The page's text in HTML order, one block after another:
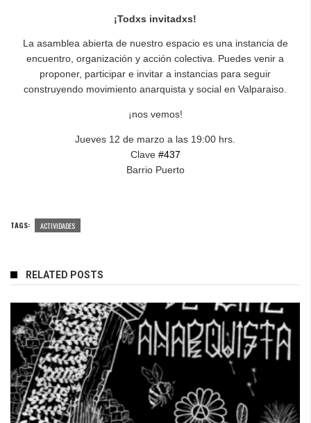
¡Todxs invitadxs!
La asamblea abierta de nuestro espacio es una instancia de
encuentro, organización y acción colectiva. Puedes venir a
proponer, participar e invitar a instancias para seguir
construyendo movimiento anarquista y social en Valparaiso.
¡nos vemos!
Jueves 12 de marzo a las 19:00 hrs.
Clave #437
Barrio Puerto
TAGS: ACTIVIDADES
RELATED POSTS